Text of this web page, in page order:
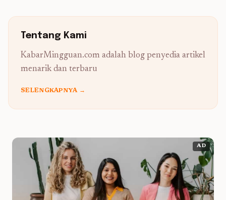
Tentang Kami
KabarMingguan.com adalah blog penyedia artikel
menarik dan terbaru
SELENGKAPNYA →
AD